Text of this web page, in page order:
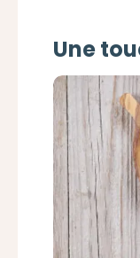
Une